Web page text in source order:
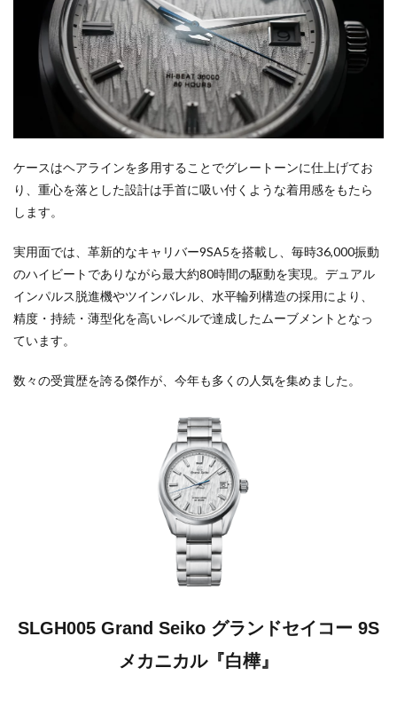
ケースはヘアラインを多用することでグレートーンに仕上げてお
り、重心を落とした設計は手首に吸い付くような着用感をもたら
します。
実用面では、革新的なキャリバー9SA5を搭載し、毎時36,000振動
のハイビートでありながら最大約80時間の駆動を実現。デュアル
インパルス脱進機やツインバレル、水平輪列構造の採用により、
精度・持続・薄型化を高いレベルで達成したムーブメントとなっ
ています。
数々の受賞歴を誇る傑作が、今年も多くの人気を集めました。
SLGH005 Grand Seiko グランドセイコー 9S
メカニカル『白樺』